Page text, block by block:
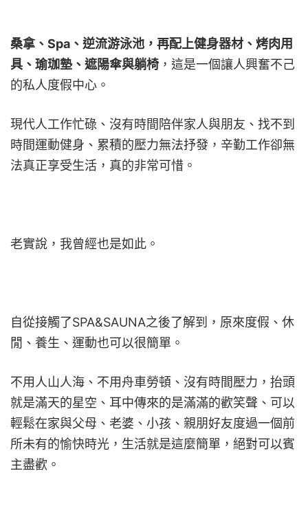
桑拿、Spa、逆流游泳池，再配上健身器材、烤肉用
具、瑜珈墊、遮陽傘與躺椅 ，這是一個讓人興奮不己
的私人度假中心。
現代人工作忙碌、沒有時間陪伴家人與朋友、找不到
時間運動健身、累積的壓力無法抒發，辛勤工作卻無
法真正享受生活，真的非常可惜。
老實說，我曾經也是如此。
自從接觸了SPA&SAUNA之後了解到，原來度假、休
閒、養生、運動也可以很簡單。
不用人山人海、不用舟車勞頓、沒有時間壓力，抬頭
就是滿天的星空、耳中傳來的是滿滿的歡笑聲、可以
輕鬆在家與父母、老婆、小孩、親朋好友度過一個前
所未有的愉快時光，生活就是這麼簡單，絕對可以賓
主盡歡。